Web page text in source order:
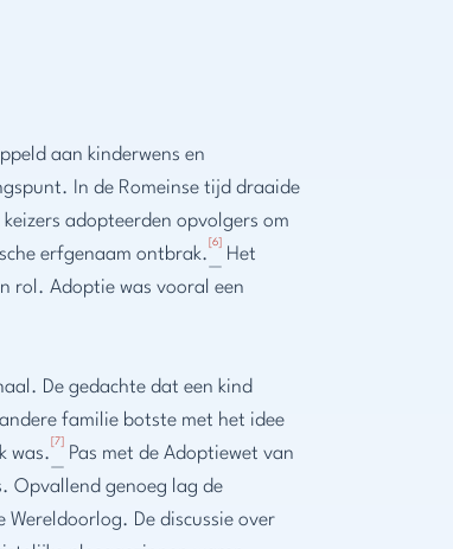
aan kinderwens en
In de Romeinse tijd draaide
adopteerden opvolgers om
erfgenaam ontbrak.
[6]
Het
rol. Adoptie was vooral een
De gedachte dat een kind
familie botste met het idee
was.
[7]
Pas met de Adoptiewet van
Opvallend genoeg lag de
Wereldoorlog. De discussie over